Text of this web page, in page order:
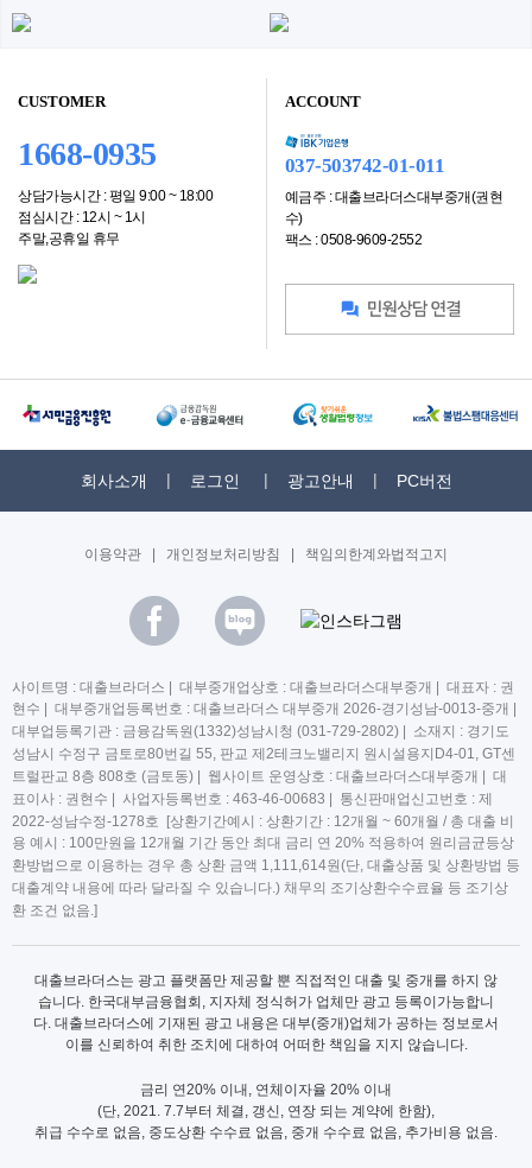
CUSTOMER
1668-0935
상담가능시간 : 평일 9:00 ~ 18:00
점심시간 : 12시 ~ 1시
주말,공휴일 휴무
ACCOUNT
037-503742-01-011
예금주 : 대출브라더스대부중개(권현
수)
팩스 : 0508-9609-2552
회사소개 로그인 광고안내 PC버전
이용약관 개인정보처리방침 책임의한계와법적고지
사이트명 : 대출브라더스 | 대부중개업상호 : 대출브라더스대부중개 | 대표자 : 권
현수 | 대부중개업등록번호 : 대출브라더스 대부중개 2026-경기성남-0013-중개 |
대부업등록기관 : 금융감독원(1332)성남시청 (031-729-2802) | 소재지 : 경기도
성남시 수정구 금토로80번길 55, 판교 제2테크노밸리지 원시설용지D4-01, GT센
트럴판교 8층 808호 (금토동) | 웹사이트 운영상호 : 대출브라더스대부중개 | 대
표이사 : 권현수 | 사업자등록번호 : 463-46-00683 | 통신판매업신고번호 : 제
2022-성남수정-1278호 [상환기간예시 : 상환기간 : 12개월 ~ 60개월 / 총 대출 비
용 예시 : 100만원을 12개월 기간 동안 최대 금리 연 20% 적용하여 원리금균등상
환방법으로 이용하는 경우 총 상환 금액 1,111,614원(단, 대출상품 및 상환방법 등
대출계약 내용에 따라 달라질 수 있습니다.) 채무의 조기상환수수료율 등 조기상
환 조건 없음.]
대출브라더스는 광고 플랫폼만 제공할 뿐 직접적인 대출 및 중개를 하지 않
습니다. 한국대부금융협회, 지자체 정식허가 업체만 광고 등록이가능합니
다. 대출브라더스에 기재된 광고 내용은 대부(중개)업체가 공하는 정보로서
이를 신뢰하여 취한 조치에 대하여 어떠한 책임을 지지 않습니다.
금리 연20% 이내, 연체이자율 20% 이내
(단, 2021. 7.7부터 체결, 갱신, 연장 되는 계약에 한함),
취급 수수로 없음, 중도상환 수수료 없음, 중개 수수료 없음, 추가비용 없음.